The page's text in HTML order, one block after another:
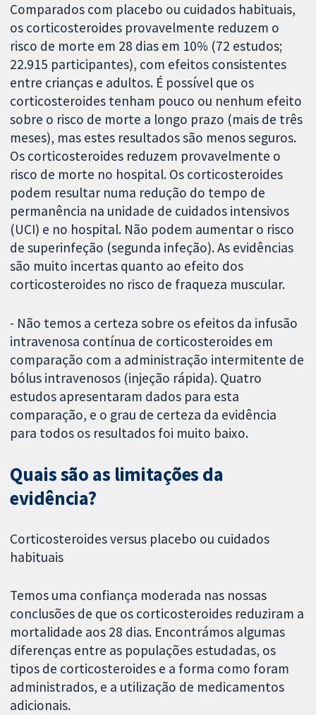
Comparados com placebo ou cuidados habituais,
os corticosteroides provavelmente reduzem o
risco de morte em 28 dias em 10% (72 estudos;
22.915 participantes), com efeitos consistentes
entre crianças e adultos. É possível que os
corticosteroides tenham pouco ou nenhum efeito
sobre o risco de morte a longo prazo (mais de três
meses), mas estes resultados são menos seguros.
Os corticosteroides reduzem provavelmente o
risco de morte no hospital. Os corticosteroides
podem resultar numa redução do tempo de
permanência na unidade de cuidados intensivos
(UCI) e no hospital. Não podem aumentar o risco
de superinfeção (segunda infeção). As evidências
são muito incertas quanto ao efeito dos
corticosteroides no risco de fraqueza muscular.
- Não temos a certeza sobre os efeitos da infusão
intravenosa contínua de corticosteroides em
comparação com a administração intermitente de
bólus intravenosos (injeção rápida). Quatro
estudos apresentaram dados para esta
comparação, e o grau de certeza da evidência
para todos os resultados foi muito baixo.
Quais são as limitações da
evidência?
Corticosteroides versus placebo ou cuidados
habituais
Temos uma confiança moderada nas nossas
conclusões de que os corticosteroides reduziram a
mortalidade aos 28 dias. Encontrámos algumas
diferenças entre as populações estudadas, os
tipos de corticosteroides e a forma como foram
administrados, e a utilização de medicamentos
adicionais.